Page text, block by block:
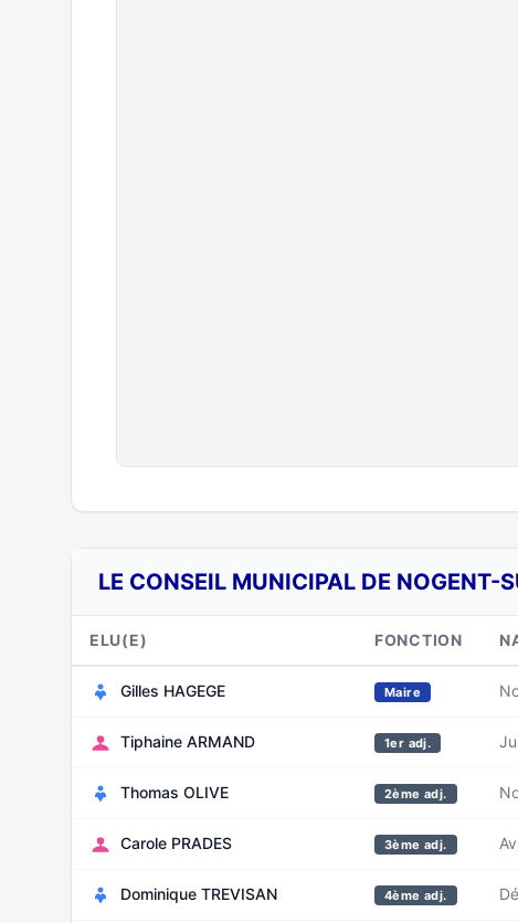
LE CONSEIL MUNICIPAL DE
ELU(E) FONCTION
Gilles HAGEGE Maire
Tiphaine ARMAND 1er adj.
Thomas OLIVE 2ème adj.
Carole PRADES 3ème adj.
Dominique TREVISAN 4ème adj.